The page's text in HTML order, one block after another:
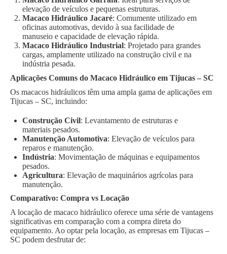
elevação de veículos e pequenas estruturas.
Macaco Hidráulico Jacaré: Comumente utilizado em
oficinas automotivas, devido à sua facilidade de
manuseio e capacidade de elevação rápida.
Macaco Hidráulico Industrial: Projetado para grandes
cargas, amplamente utilizado na construção civil e na
indústria pesada.
Aplicações Comuns do Macaco Hidráulico em Tijucas – SC
Os macacos hidráulicos têm uma ampla gama de aplicações em
Tijucas – SC, incluindo:
Construção Civil: Levantamento de estruturas e
materiais pesados.
Manutenção Automotiva: Elevação de veículos para
reparos e manutenção.
Indústria: Movimentação de máquinas e equipamentos
pesados.
Agricultura: Elevação de maquinários agrícolas para
manutenção.
Comparativo: Compra vs Locação
A locação de macaco hidráulico oferece uma série de vantagens
significativas em comparação com a compra direta do
equipamento. Ao optar pela locação, as empresas em Tijucas –
SC podem desfrutar de: